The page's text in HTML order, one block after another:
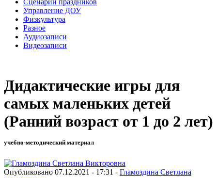
Управление ДОУ
Физкультура
Разное
Аудиозаписи
Видеозаписи
Дидактические игры для
самых маленьких детей
(Ранний возраст от 1 до 2 лет)
учебно-методический материал
Опубликовано 07.12.2021 - 17:31 - Гламоздина Светлана